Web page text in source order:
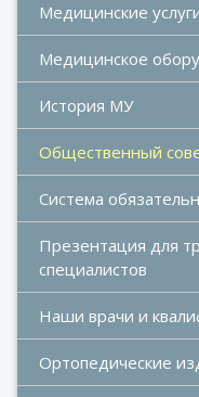
Медицинские
Медицинское
История МУ
Общественный
Система
Презентация для
специалистов
Наши врачи и
Ортопедические